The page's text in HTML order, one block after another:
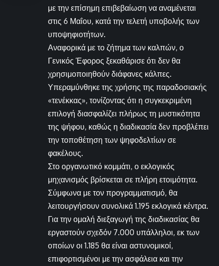
με την επίσημη επιβεβαίωση να αναμένεται
στις 6 Μαΐου, κατά την τελετή υποβολής των
υποψηφιοτήτων.
Αναφορικά με το ζήτημα των καλπών, ο
Γενικός Έφορος ξεκαθάρισε ότι δεν θα
χρησιμοποιηθούν διάφανες κάλπες.
Υπεραμύνθηκε της χρήσης της παραδοσιακής
«τενέκκας», τονίζοντας ότι η συγκεκριμένη
επιλογή διασφαλίζει πλήρως τη μυστικότητα
της ψήφου, καθώς η διαδικασία δεν προβλέπει
την τοποθέτηση των ψηφοδελτίων σε
φακέλους.
Στο οργανωτικό κομμάτι, ο εκλογικός
μηχανισμός βρίσκεται σε πλήρη ετοιμότητα.
Σύμφωνα με τον προγραμματισμό, θα
λειτουργήσουν συνολικά 1.195 εκλογικά κέντρα.
Για την ομαλή διεξαγωγή της διαδικασίας θα
εργαστούν σχεδόν 7.000 υπάλληλοι, εκ των
οποίων οι 1.185 θα είναι αστυνομικοί,
επιφορτισμένοι με την ασφάλεια και την